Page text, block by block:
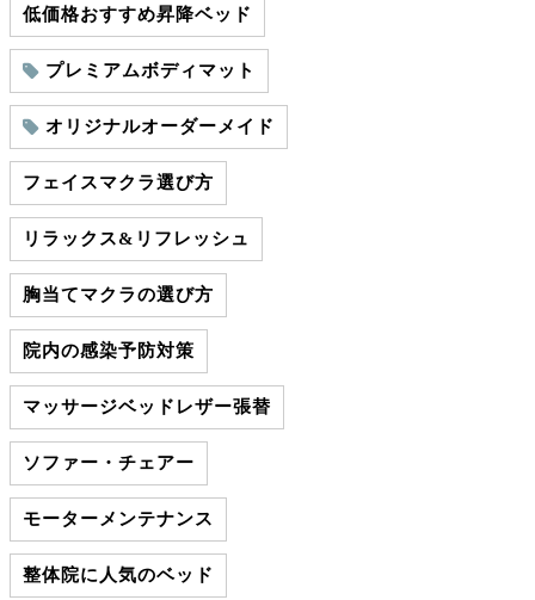
低価格おすすめ昇降ベッド
プレミアムボディマット
オリジナルオーダーメイド
フェイスマクラ選び方
リラックス&リフレッシュ
胸当てマクラの選び方
院内の感染予防対策
マッサージベッドレザー張替
ソファー・チェアー
モーターメンテナンス
整体院に人気のベッド